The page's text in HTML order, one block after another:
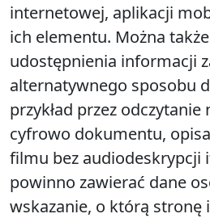
internetowej, aplikacji
ich elementu. Można
udostępnienia informacji
alternatywnego sposobu
przykład przez
cyfrowo dokumentu,
filmu bez audiodeskrypcji
powinno zawierać dane
wskazanie, o którą